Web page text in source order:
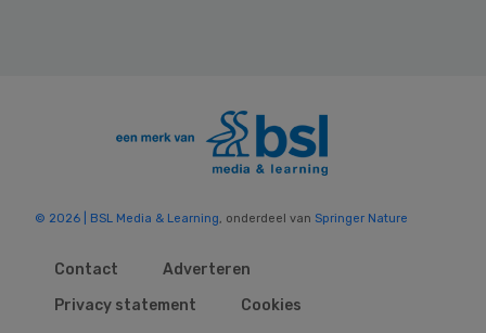
© 2026 | BSL Media & Learning, onderdeel van Springer Nature
Contact
Adverteren
Privacy statement
Cookies